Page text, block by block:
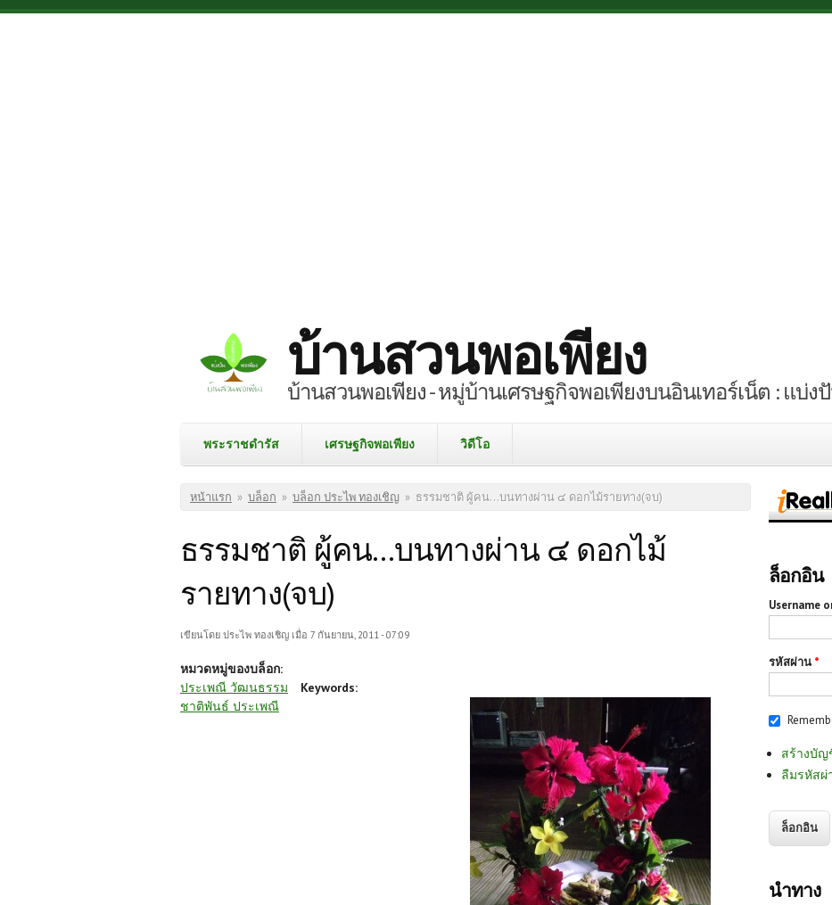
Skip to main content
บ้านสวนพอเพียง
บ้านสวนพอเพียง - หมู่บ้านเศรษฐกิจพอเพียงบนอินเทอร์เน็ต : แบ่ง
พระราชดำรัส เศรษฐกิจพอเพียง วิดีโอ
คุณอยู่ที่นี่
หน้าแรก » บล็อก » บล็อก ประไพ ทองเชิญ » ธรรมชาติ ผู้คน...บนทางผ่าน ๔ ดอกไม้รายทาง(จบ)
ธรรมชาติ ผู้คน...บนทางผ่าน ๔ ดอกไม้
รายทาง(จบ)
เขียนโดย ประไพ ทองเชิญ เมื่อ 7 กันยายน, 2011 - 07:09
หมวดหมู่ของบล็อก:
ประเพณี วัฒนธรรม
Keywords:
ชาติพันธ์ ประเพณี
ล็อกอิน
Username
รหัสผ่าน *
สร้างบัญ
ลืมรหัสผ่
นำทาง